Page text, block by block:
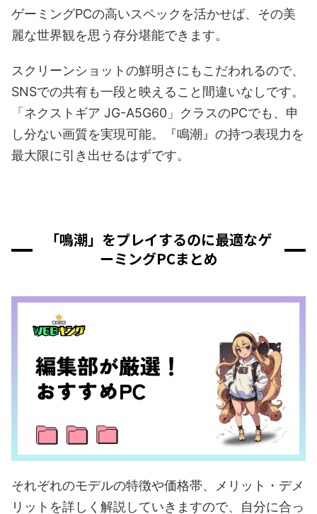
ゲーミングPCの高いスペックを活かせば、その美
麗な世界観を思う存分堪能できます。
スクリーンショットの鮮明さにもこだわれるので、
SNSでの共有も一段と映えること間違いなしです。
「ネクストギア JG-A5G60」クラスのPCでも、申
し分ない画質を実現可能。『鳴潮』の持つ表現力を
最大限に引き出せるはずです。
「鳴潮」をプレイするのに最適なゲ
ーミングPCまとめ
それぞれのモデルの特徴や価格帯、メリット・デメ
リットを詳しく解説していきますので、自分に合っ